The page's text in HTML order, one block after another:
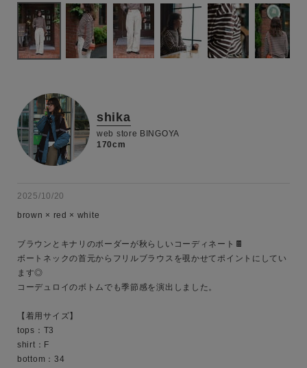
shika
web store BINGOYA
170cm
2025/10/20
brown × red × white
ブラウンとキナリのボーダーが秋らしいコーディネート🍫
ボートネックの首元からフリルブラウスを覗かせてポイントにしてい
ます◎
コーデュロイのボトムでも季節感を演出しました。
【着用サイズ】
tops：T3
shirt：F
bottom：34